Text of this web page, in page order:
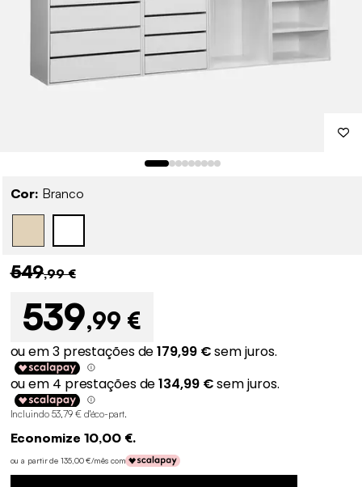
Cor: Branco
549,99 €
539,99 €
Incluindo 53,79 € d'éco-part.
Economize 10,00 €.
ou a partir de 135,00 €/mês com